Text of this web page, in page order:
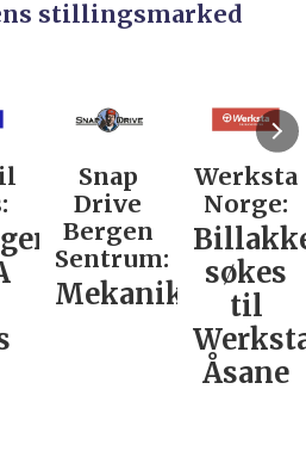
stillingsmarked
Snap
Drive
Bergen
Sentrum:
Mekaniker
Werksta
Norge:
søkes
til
Åsane